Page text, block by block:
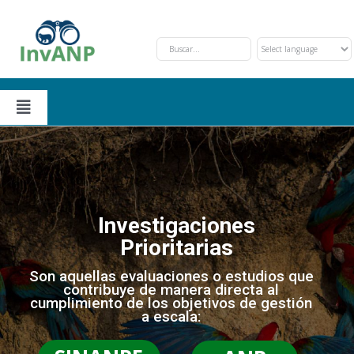
content
Toggle
Navigation
Secciones
Solicitud y Trámite
Oportunidades de Financiamiento
Investigaciones Prioritarias
Nosotros
Eventos
Contáctanos
Investigaciones
Prioritarias
Son aquellas evaluaciones o estudios que
contribuye de manera directa al
cumplimiento de los objetivos de gestión
a escala: